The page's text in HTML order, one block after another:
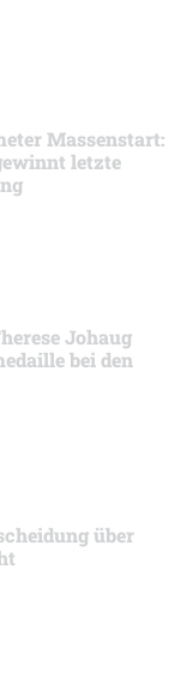
Massenstart:
letzte
Johaug
bei den
über